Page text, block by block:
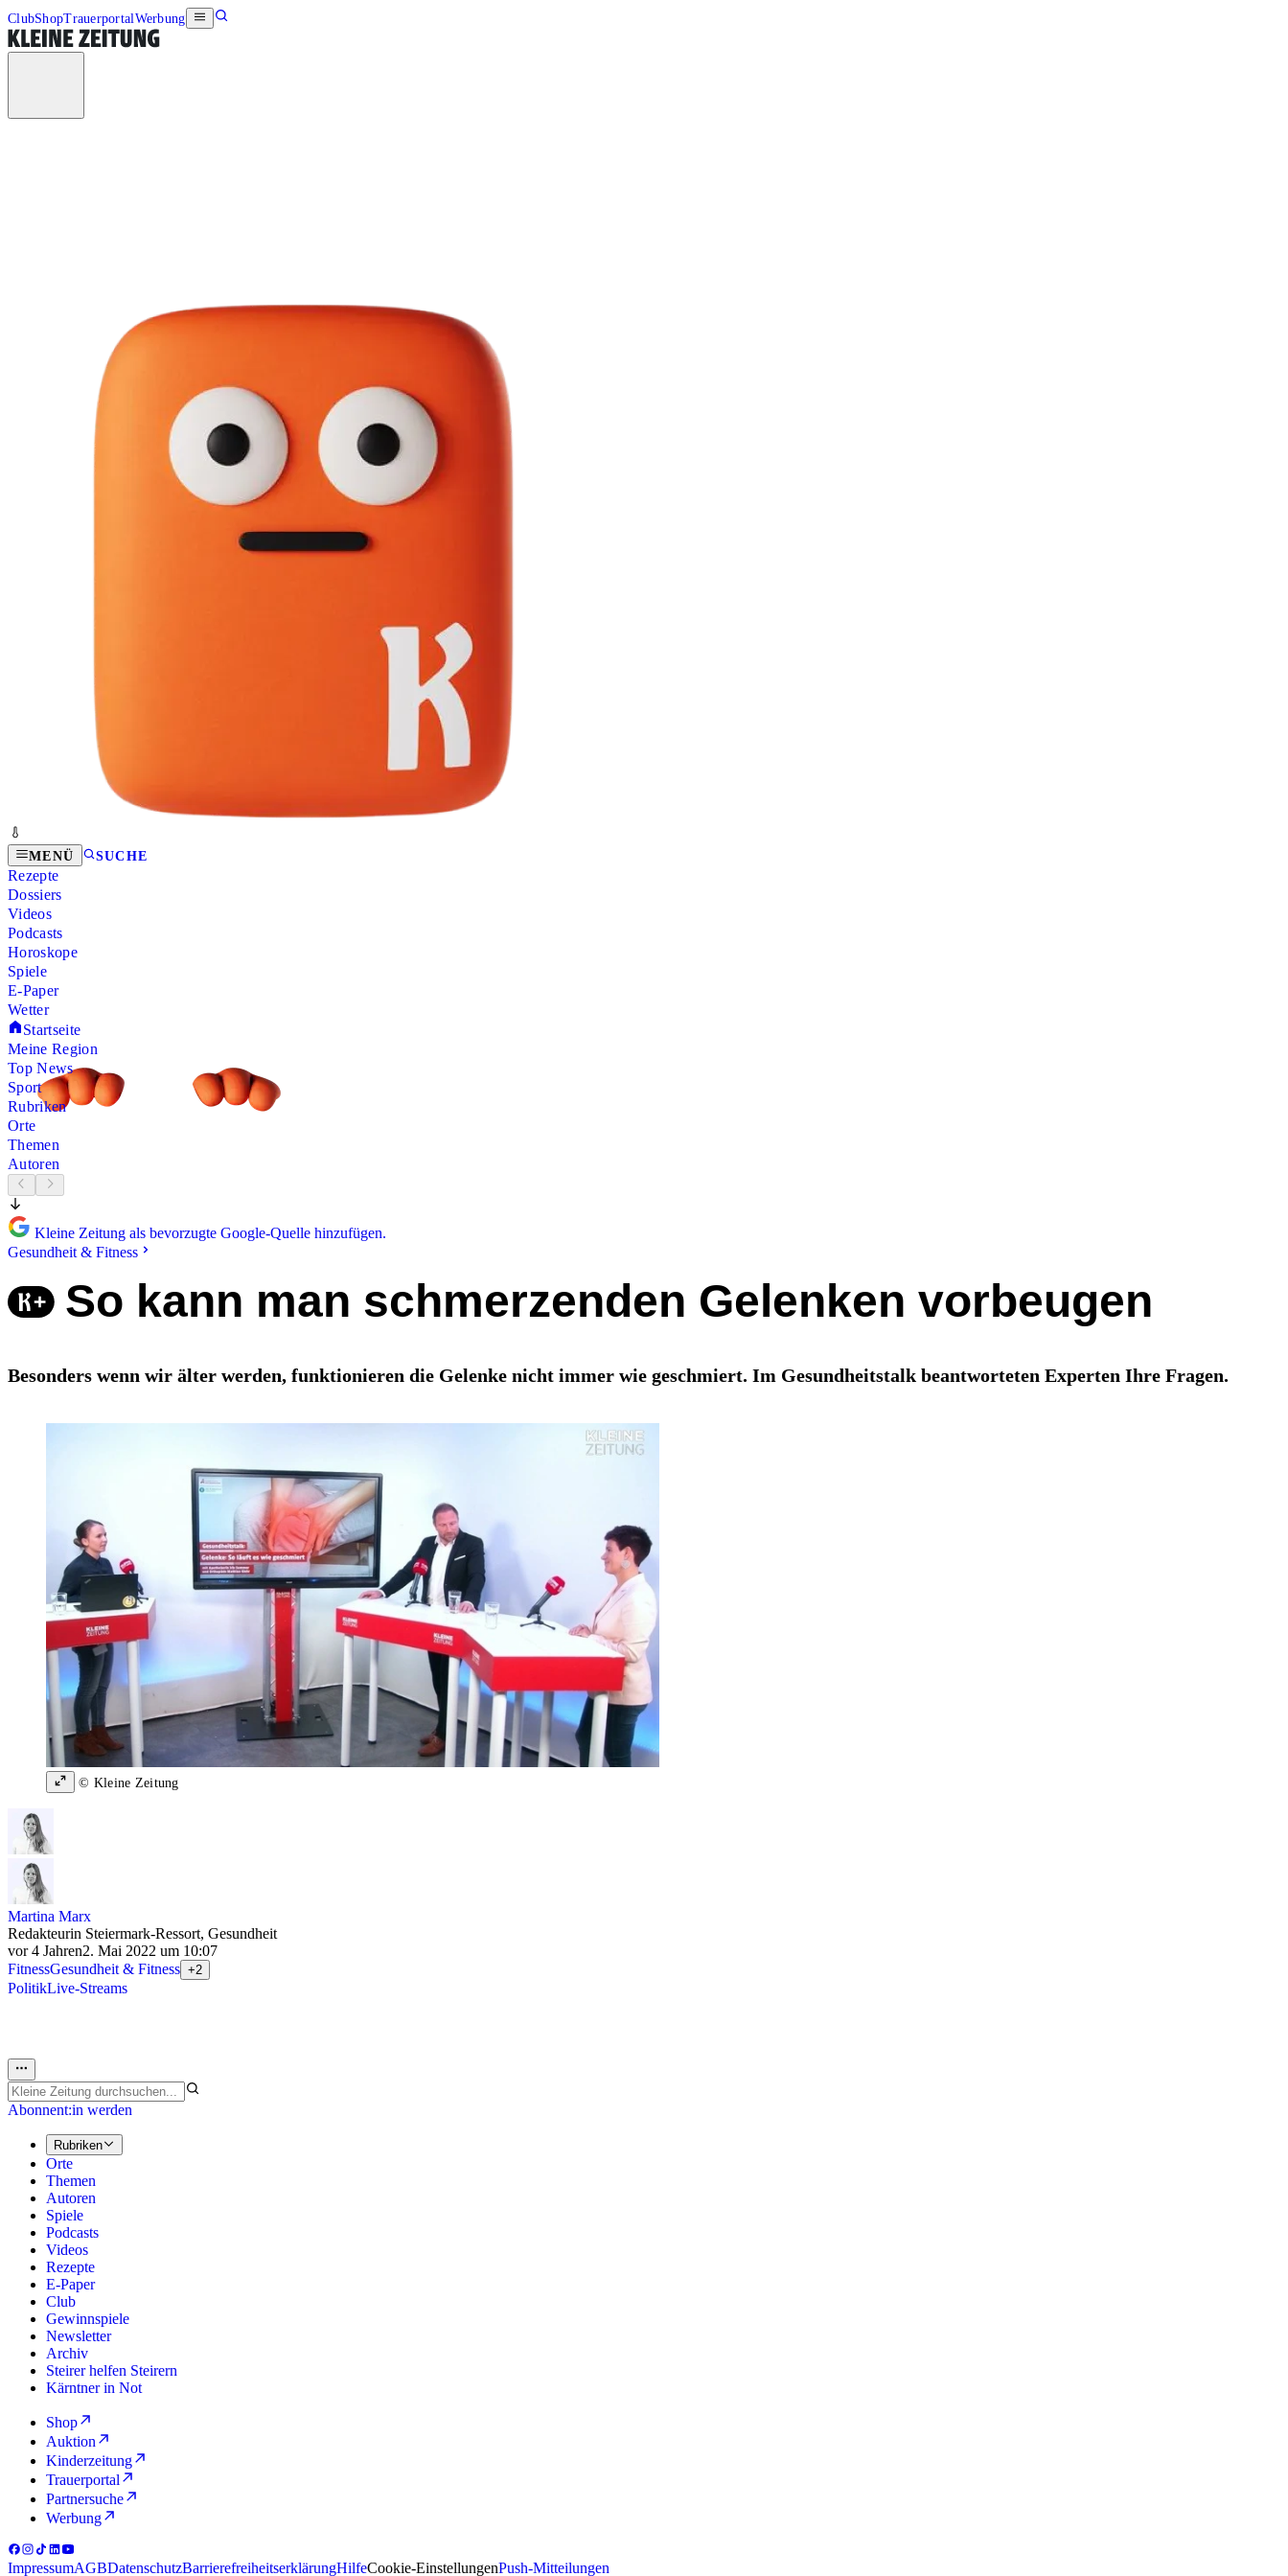
ClubShopTrauerportalWerbung
MENÜ SUCHE
Rezepte
Dossiers
Videos
Podcasts
Horoskope
Spiele
E-Paper
Wetter
Startseite
Meine Region
Top News
Sport
Rubriken
Orte
Themen
Autoren
Kleine Zeitung als bevorzugte Google-Quelle hinzufügen.
Gesundheit & Fitness
So kann man schmerzenden Gelenken vorbeugen
Besonders wenn wir älter werden, funktionieren die Gelenke nicht immer wie geschmiert. Im Gesundheitstalk beantworteten Experten Ihre Fragen.
© Kleine Zeitung
Martina Marx
Redakteurin Steiermark-Ressort, Gesundheit
vor 4 Jahren2. Mai 2022 um 10:07
FitnessGesundheit & Fitness +2
PolitikLive-Streams
Abonnent:in werden
Rubriken
Orte
Themen
Autoren
Spiele
Podcasts
Videos
Rezepte
E-Paper
Club
Gewinnspiele
Newsletter
Archiv
Steirer helfen Steirern
Kärntner in Not
Shop
Auktion
Kinderzeitung
Trauerportal
Partnersuche
Werbung
ImpressumAGBDatenschutzBarrierefreiheitserklärungHilfeCookie-EinstellungenPush-Mitteilungen